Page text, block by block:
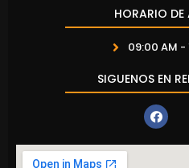
HORARIO DE
09:00 AM -
SIGUENOS EN